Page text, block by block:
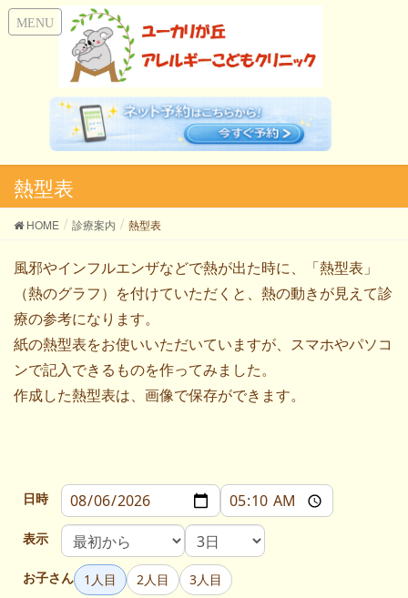
熱型表
HOME 診療案内 熱型表
風邪やインフルエンザなどで熱が出た時に、「熱型表」
（熱のグラフ）を付けていただくと、熱の動きが見えて診
療の参考になります。
紙の熱型表をお使いいただいていますが、スマホやパソコ
ンで記入できるものを作ってみました。
作成した熱型表は、画像で保存ができます。
日時
表示
お子さん 1人目 2人目 3人目